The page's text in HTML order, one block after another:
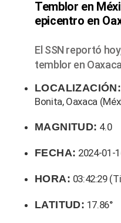
Temblor en
epicentro en
El SSN reportó
temblor en
LOCALIZACIÓN:
Bonita, Oaxaca
MAGNITUD: 4.0
FECHA: 2024-01-
HORA: 03:42:29
LATITUD: 17.86°